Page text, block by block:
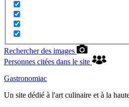
Rechercher des images
Personnes citées dans le site
Gastronomiac
Un site dédié à l'art culinaire et à la